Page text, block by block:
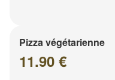
Pizza végétarienne
11.90 €